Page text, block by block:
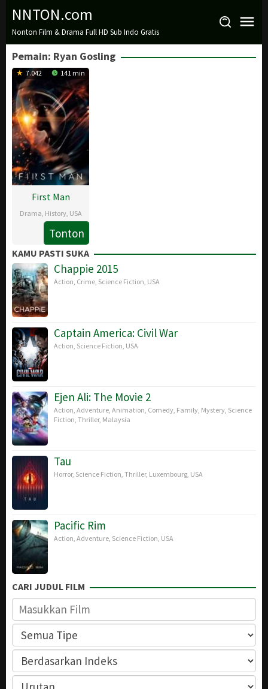
Loncat
konten
NNTON.com
Nonton Film & Drama Full HD Sub Indo Gratis
Pemain: Ryan Gosling
7.042 141 min
First Man
Drama History, USA
10
Oct
2018
Sheila
Waldron
Tonton
KAMU PASTI SUKA
Chappie 2015
Action Crime Science Fiction USA
Captain America: Civil War
Action Science Fiction USA
Ejen Ali: The Movie 2
Action Adventure Animation Comedy Family Mystery Science
Fiction Thriller, Malaysia
Tau
Horror, Science Fiction Thriller, Luxembourg USA
Pacific Rim
Action Adventure Science Fiction USA
CARI JUDUL FILM